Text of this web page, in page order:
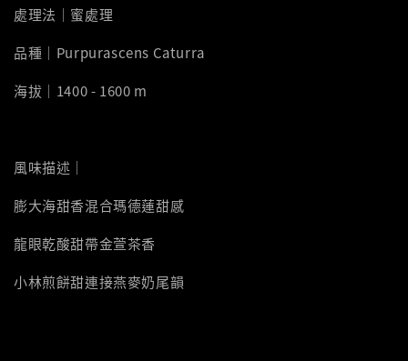
處理法｜蜜處理
品種｜Purpurascens Caturra
海拔｜1400 - 1600 m
風味描述｜
膨大海甜香混合瑪德蓮甜感
龍眼乾酸甜帶金萱茶香
小林煎餅甜連接燕麥奶尾韻